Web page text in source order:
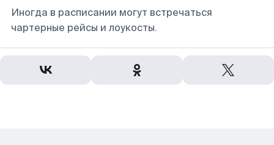
Иногда в расписании могут встречаться
чартерные рейсы и лоукосты.